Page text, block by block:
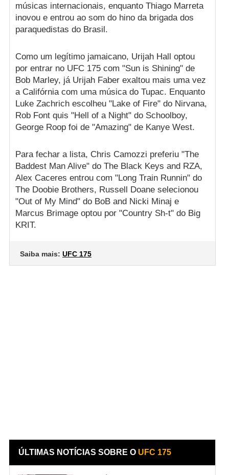
músicas internacionais, enquanto Thiago Marreta
inovou e entrou ao som do hino da brigada dos
paraquedistas do Brasil.
Como um legítimo jamaicano, Urijah Hall optou
por entrar no UFC 175 com "Sun is Shining" de
Bob Marley, já Urijah Faber exaltou mais uma vez
a Califórnia com uma música do Tupac. Enquanto
Luke Zachrich escolheu "Lake of Fire" do Nirvana,
Rob Font quis "Hell of a Night" do Schoolboy,
George Roop foi de "Amazing" de Kanye West.
Para fechar a lista, Chris Camozzi preferiu "The
Baddest Man Alive" do The Black Keys and RZA,
Alex Caceres entrou com "Long Train Runnin" do
The Doobie Brothers, Russell Doane selecionou
"Out of My Mind" do BoB and Nicki Minaj e
Marcus Brimage optou por "Country Sh-t" do Big
KRIT.
Saiba mais: UFC 175
ÚLTIMAS NOTÍCIAS SOBRE O UFC 175